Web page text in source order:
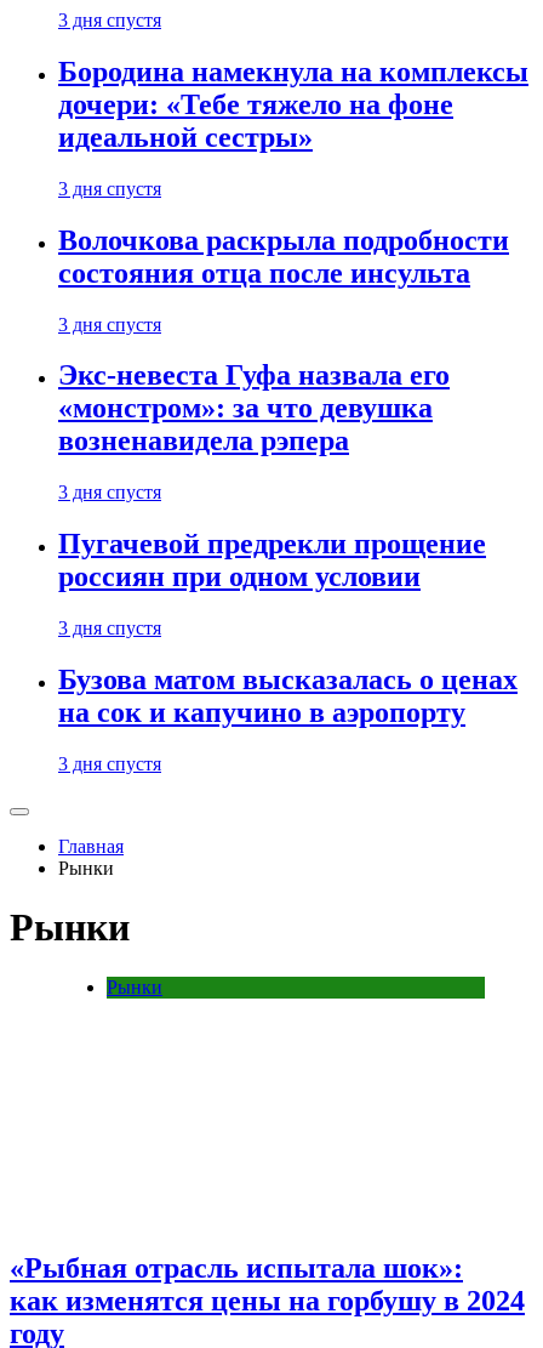
3 дня спустя
Бородина намекнула на комплексы
дочери: «Тебе тяжело на фоне
идеальной сестры»
3 дня спустя
Волочкова раскрыла подробности
состояния отца после инсульта
3 дня спустя
Экс-невеста Гуфа назвала его
«монстром»: за что девушка
возненавидела рэпера
3 дня спустя
Пугачевой предрекли прощение
россиян при одном условии
3 дня спустя
Бузова матом высказалась о ценах
на сок и капучино в аэропорту
3 дня спустя
Главная
Рынки
Рынки
Рынки
«Рыбная отрасль испытала шок»:
как изменятся цены на горбушу в 2024
году